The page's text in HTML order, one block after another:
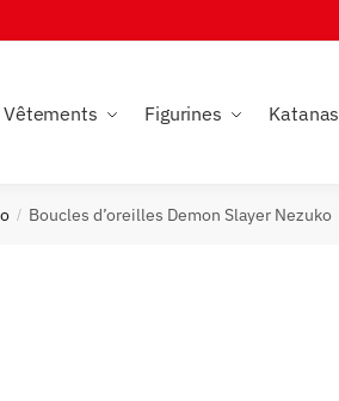
Vêtements Figurines Katanas
/ Boucles d’oreilles Demon Slayer Nezuko